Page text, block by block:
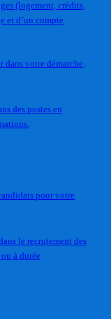
(logement, crédits,
et d’un compte
dans votre démarche,
des postes en
pour votre
le recrutement des
à durée